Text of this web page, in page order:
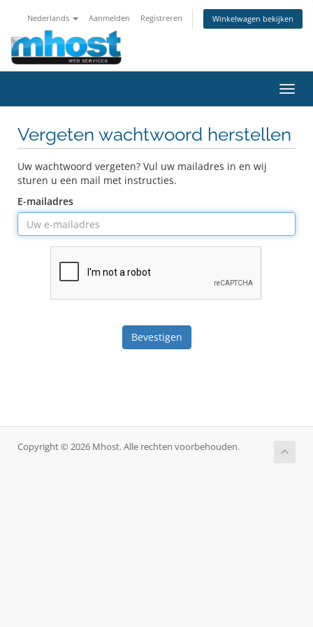
Nederlands Aanmelden Registreren Winkelwagen bekijken
in-/
Vergeten wachtwoord herstellen
Uw wachtwoord vergeten? Vul uw mailadres in en wij
sturen u een mail met instructies.
E-mailadres
Bevestigen
Copyright © 2026 Mhost. Alle rechten voorbehouden.